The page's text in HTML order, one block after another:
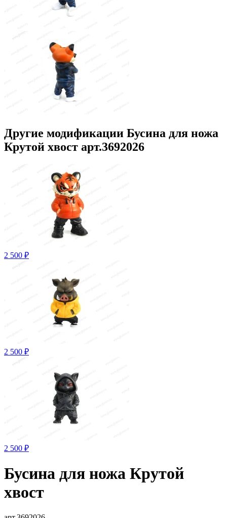
Другие модификации Бусина для ножа
Крутой хвост арт.3692026
2 500 ₽
2 500 ₽
2 500 ₽
Бусина для ножа Крутой
хвост